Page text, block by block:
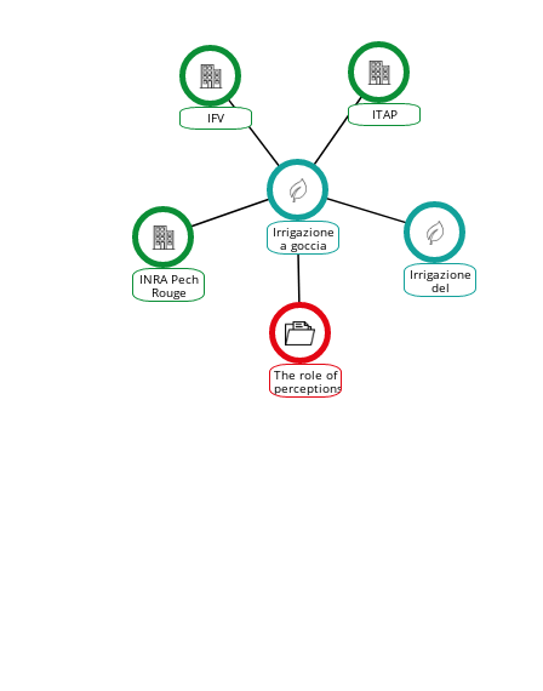
Irrigazione
a goccia
del
vigneto
IFV
INRA Pech
Rouge
ITAP
The role of
perceptions,
goals and
Irrigazione
del
vigneto